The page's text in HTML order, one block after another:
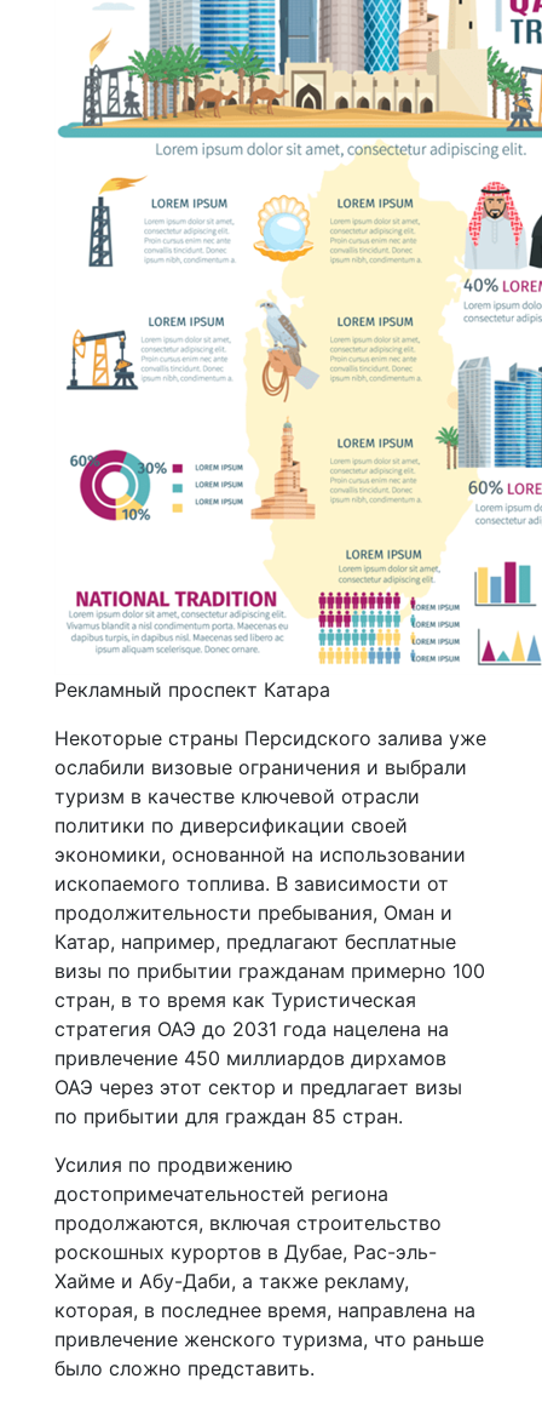
Рекламный проспект Катара
Некоторые страны Персидского залива уже
ослабили визовые ограничения и выбрали
туризм в качестве ключевой отрасли
политики по диверсификации своей
экономики, основанной на использовании
ископаемого топлива. В зависимости от
продолжительности пребывания, Оман и
Катар, например, предлагают бесплатные
визы по прибытии гражданам примерно 100
стран, в то время как Туристическая
стратегия ОАЭ до 2031 года нацелена на
привлечение 450 миллиардов дирхамов
ОАЭ через этот сектор и предлагает визы
по прибытии для граждан 85 стран.
Усилия по продвижению
достопримечательностей региона
продолжаются, включая строительство
роскошных курортов в Дубае, Рас-эль-
Хайме и Абу-Даби, а также рекламу,
которая, в последнее время, направлена на
привлечение женского туризма, что раньше
было сложно представить.